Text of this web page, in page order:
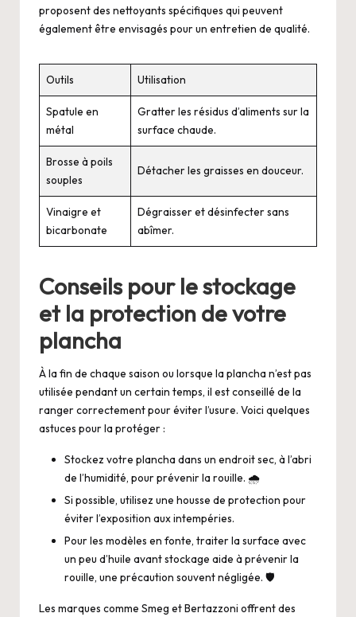
proposent des nettoyants spécifiques qui peuvent
également être envisagés pour un entretien de qualité.
Outils Utilisation
Spatule en
métal
Gratter les résidus d’aliments sur la
surface chaude.
Brosse à poils
souples
Détacher les graisses en douceur.
Vinaigre et
bicarbonate
Dégraisser et désinfecter sans
abîmer.
Conseils pour le stockage
et la protection de votre
plancha
À la fin de chaque saison ou lorsque la plancha n’est pas
utilisée pendant un certain temps, il est conseillé de la
ranger correctement pour éviter l’usure. Voici quelques
astuces pour la protéger :
Stockez votre plancha dans un endroit sec, à l’abri
de l’humidité, pour prévenir la rouille. 🌧️
Si possible, utilisez une housse de protection pour
éviter l’exposition aux intempéries.
Pour les modèles en fonte, traiter la surface avec
un peu d’huile avant stockage aide à prévenir la
rouille, une précaution souvent négligée. 🛡️
Les marques comme Smeg et Bertazzoni offrent des